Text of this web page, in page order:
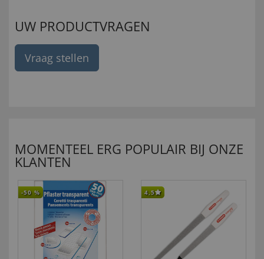
UW PRODUCTVRAGEN
Vraag stellen
MOMENTEEL ERG POPULAIR BIJ ONZE
KLANTEN
-50 % 4,5